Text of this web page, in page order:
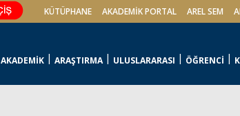
KÜTÜPHANE AKADEMİK PORTAL AREL SEM
AKADEMİK ARAŞTIRMA ULUSLARARASI ÖĞRENCİ